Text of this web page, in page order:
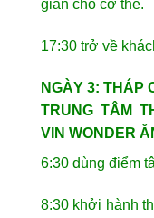
giãn cho cơ thể.
17:30 trở về
NGÀY 3: THÁP
TRUNG TÂM
VIN WONDER
6:30 dùng điểm
8:30 khởi hành